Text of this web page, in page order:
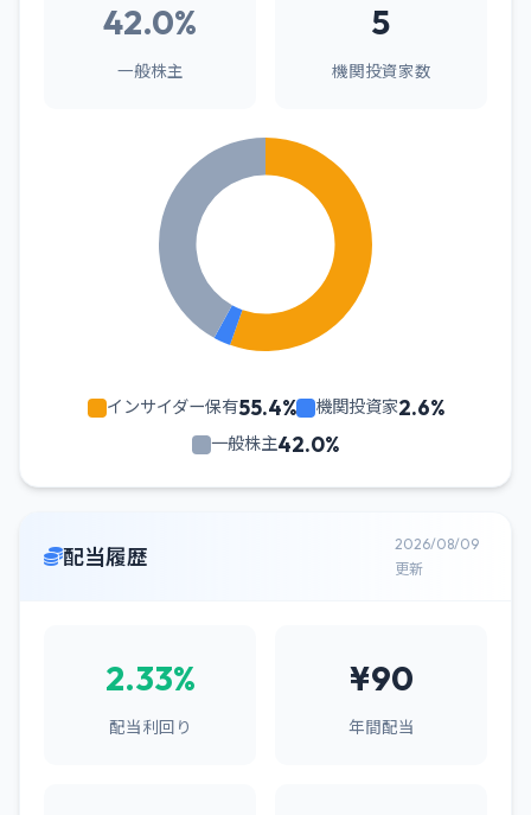
42.0%
一般株主
5
機関投資家数
インサイダー保有55.4% 機関投資家2.6%
一般株主42.0%
配当履歴
2026/08/09
更新
2.33%
配当利回り
¥90
年間配当